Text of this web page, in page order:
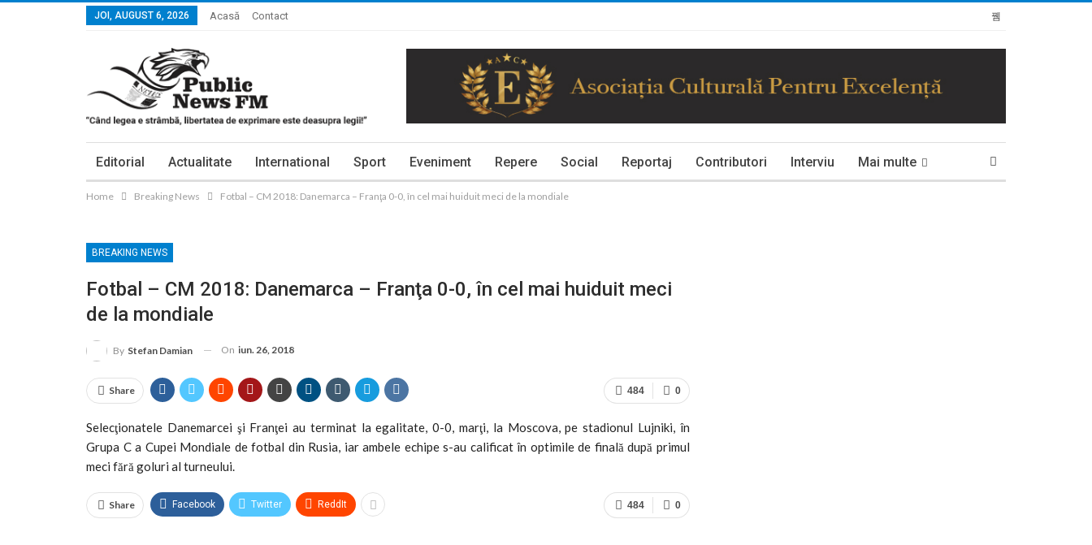
JOI, AUGUST 6, 2026 Acasă Contact
Editorial Actualitate International Sport Eveniment Repere Social Reportaj Contributori Interviu Mai multe
Home Breaking News Fotbal – CM 2018: Danemarca – Franţa 0-0, în cel mai huiduit meci de la mondiale
BREAKING NEWS
Fotbal – CM 2018: Danemarca – Franţa 0-0, în cel mai huiduit meci
de la mondiale
By Stefan Damian On iun. 26, 2018
0
484
Share
Selecţionatele Danemarcei şi Franţei au terminat la egalitate, 0-0, marţi, la Moscova, pe stadionul Lujniki, în
Grupa C a Cupei Mondiale de fotbal din Rusia, iar ambele echipe s-au calificat în optimile de finală după primul
meci fără goluri al turneului.
0
484
Share Facebook Twitter ReddIt